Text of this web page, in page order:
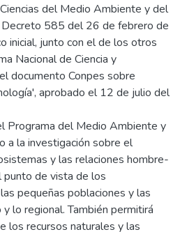
del Medio Ambiente y del
585 del 26 de febrero de
inicial, junto con el de los otros
Nacional de Ciencia y
documento Conpes sobre
aprobado el 12 de julio del
Programa del Medio Ambiente y
a la investigación sobre el
y las relaciones hombre-
de vista de los
pequeñas poblaciones y las
lo regional. También permitirá
los recursos naturales y las